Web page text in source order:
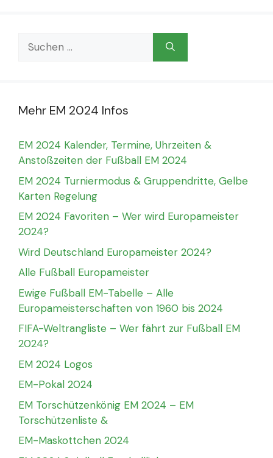
Suchen
nach:
Mehr EM 2024 Infos
EM 2024 Kalender, Termine, Uhrzeiten &
Anstoßzeiten der Fußball EM 2024
EM 2024 Turniermodus & Gruppendritte, Gelbe
Karten Regelung
EM 2024 Favoriten – Wer wird Europameister
2024?
Wird Deutschland Europameister 2024?
Alle Fußball Europameister
Ewige Fußball EM-Tabelle – Alle
Europameisterschaften von 1960 bis 2024
FIFA-Weltrangliste – Wer fährt zur Fußball EM
2024?
EM 2024 Logos
EM-Pokal 2024
EM Torschützenkönig EM 2024 – EM
Torschützenliste &
EM-Maskottchen 2024